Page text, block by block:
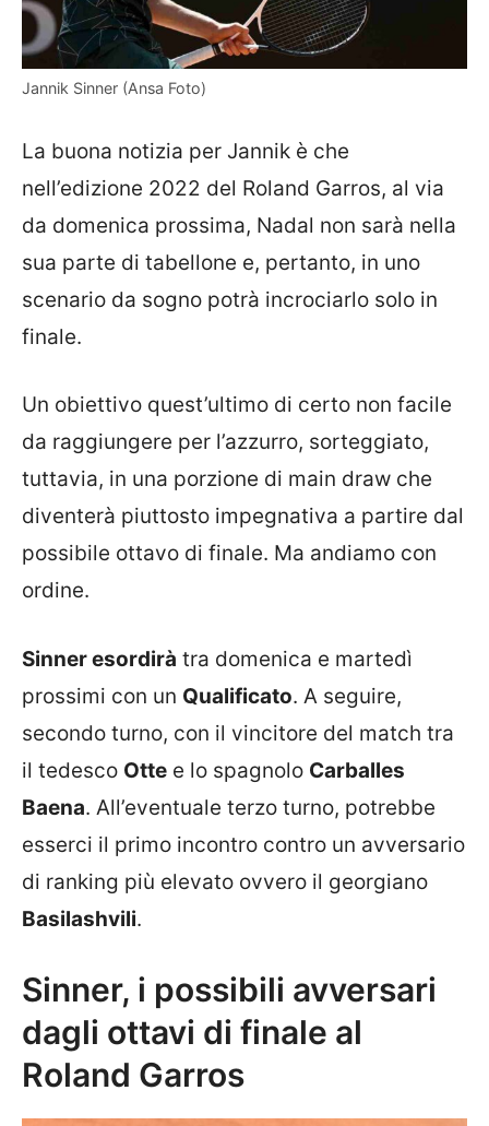
Jannik Sinner (Ansa Foto)
La buona notizia per Jannik è che
nell’edizione 2022 del Roland Garros, al via
da domenica prossima, Nadal non sarà nella
sua parte di tabellone e, pertanto, in uno
scenario da sogno potrà incrociarlo solo in
finale.
Un obiettivo quest’ultimo di certo non facile
da raggiungere per l’azzurro, sorteggiato,
tuttavia, in una porzione di main draw che
diventerà piuttosto impegnativa a partire dal
possibile ottavo di finale. Ma andiamo con
ordine.
Sinner esordirà tra domenica e martedì
prossimi con un Qualificato. A seguire,
secondo turno, con il vincitore del match tra
il tedesco Otte e lo spagnolo Carballes
Baena. All’eventuale terzo turno, potrebbe
esserci il primo incontro contro un avversario
di ranking più elevato ovvero il georgiano
Basilashvili.
Sinner, i possibili avversari
dagli ottavi di finale al
Roland Garros